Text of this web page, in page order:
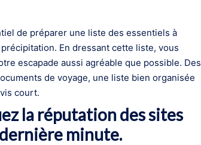
de préparer une liste des essentiels à
En dressant cette liste, vous
escapade aussi agréable que possible. Des
de voyage, une liste bien organisée
court.
la réputation des sites
minute.